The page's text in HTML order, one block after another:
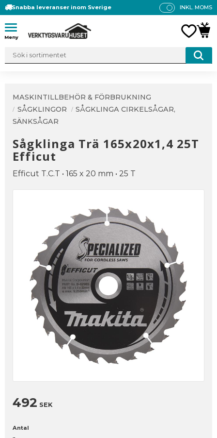
Meny
Snabba leveranser inom Sverige
P
S
INKL. MOMS
MASKINTILLBEHÖR & FÖRBRUKNING
SÅGKLINGOR
SÅGKLINGA CIRKELSÅGAR,
SÄNKSÅGAR
Sågklinga Trä 165x20x1,4 25T
Efficut
Efficut T.C.T • 165 x 20 mm • 25 T
492 SEK
Antal